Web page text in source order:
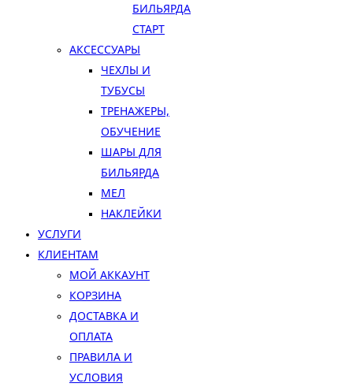
БИЛЬЯРДА
СТАРТ
АКСЕССУАРЫ
ЧЕХЛЫ И
ТУБУСЫ
ТРЕНАЖЕРЫ,
ОБУЧЕНИЕ
ШАРЫ ДЛЯ
БИЛЬЯРДА
МЕЛ
НАКЛЕЙКИ
УСЛУГИ
КЛИЕНТАМ
МОЙ АККАУНТ
КОРЗИНА
ДОСТАВКА И
ОПЛАТА
ПРАВИЛА И
УСЛОВИЯ